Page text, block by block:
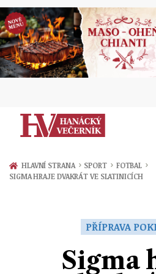
Zprávy
Ekonomika
HLAVNÍ STRANA › SPORT › FOTBAL ›
SIGMA HRAJE DVAKRÁT VE SLATINICÍCH
PŘÍPRAVA
Sigma